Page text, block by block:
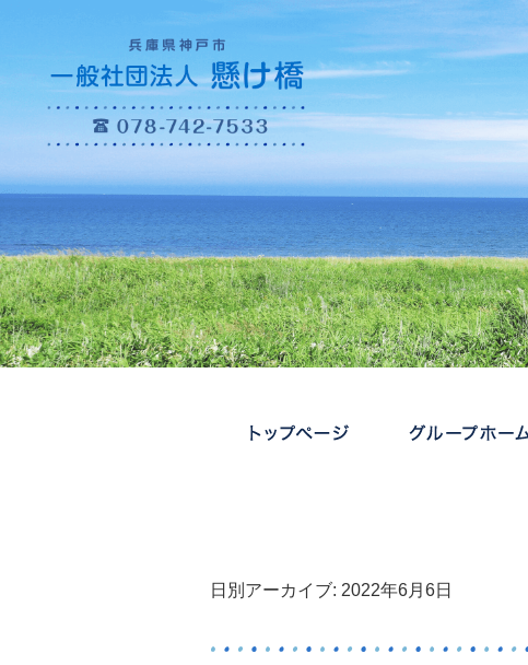
日別アーカイブ: 2022年6月6日